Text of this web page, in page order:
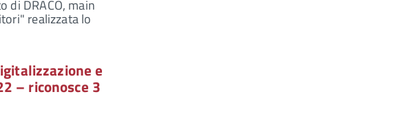
di DRACO, main
realizzata lo
e
– riconosce 3